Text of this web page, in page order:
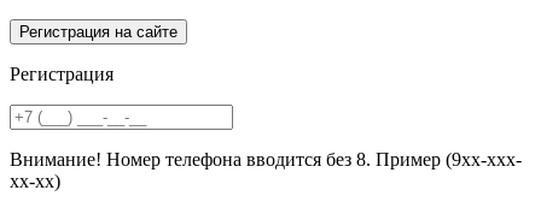
Регистрация
Внимание! Номер телефона вводится без 8. Пример (9хх-ххх-
хх-хх)